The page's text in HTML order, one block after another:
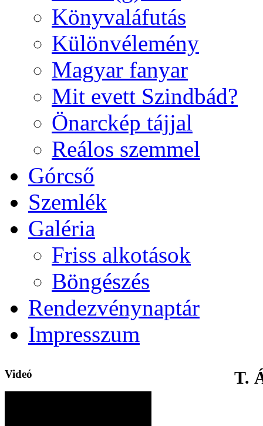
Könyvaláfutás
Különvélemény
Magyar fanyar
Mit evett Szindbád?
Önarckép tájjal
Reálos szemmel
Górcső
Szemlék
Galéria
Friss alkotások
Böngészés
Rendezvénynaptár
Impresszum
Videó T.